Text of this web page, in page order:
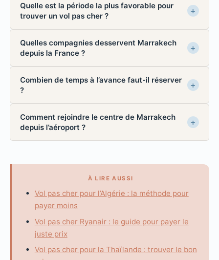
Quelle est la période la plus favorable pour
trouver un vol pas cher ?
Quelles compagnies desservent Marrakech
depuis la France ?
Combien de temps à l’avance faut-il réserver
?
Comment rejoindre le centre de Marrakech
depuis l’aéroport ?
À LIRE AUSSI
Vol pas cher pour l’Algérie : la méthode pour
payer moins
Vol pas cher Ryanair : le guide pour payer le
juste prix
Vol pas cher pour la Thaïlande : trouver le bon